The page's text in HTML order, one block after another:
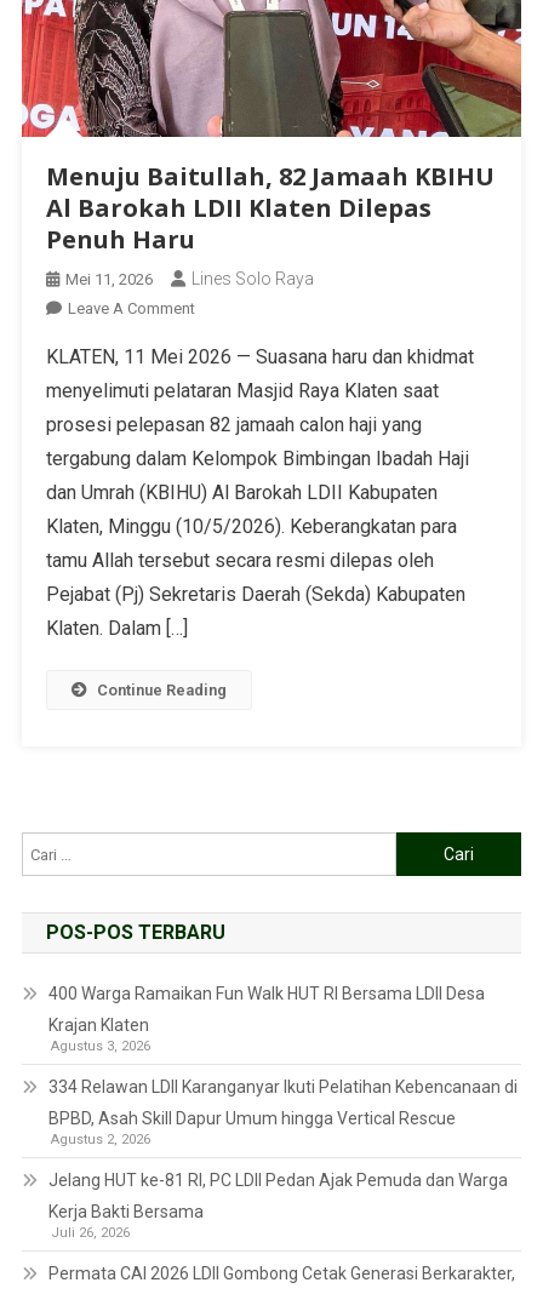
Menuju Baitullah, 82 Jamaah KBIHU
Al Barokah LDII Klaten Dilepas
Penuh Haru
Mei 11, 2026 Lines Solo Raya
Leave A Comment
KLATEN, 11 Mei 2026 — Suasana haru dan khidmat
menyelimuti pelataran Masjid Raya Klaten saat
prosesi pelepasan 82 jamaah calon haji yang
tergabung dalam Kelompok Bimbingan Ibadah Haji
dan Umrah (KBIHU) Al Barokah LDII Kabupaten
Klaten, Minggu (10/5/2026). Keberangkatan para
tamu Allah tersebut secara resmi dilepas oleh
Pejabat (Pj) Sekretaris Daerah (Sekda) Kabupaten
Klaten. Dalam […]
Continue Reading
POS-POS TERBARU
400 Warga Ramaikan Fun Walk HUT RI Bersama LDII Desa
Krajan Klaten
Agustus 3, 2026
334 Relawan LDII Karanganyar Ikuti Pelatihan Kebencanaan di
BPBD, Asah Skill Dapur Umum hingga Vertical Rescue
Agustus 2, 2026
Jelang HUT ke-81 RI, PC LDII Pedan Ajak Pemuda dan Warga
Kerja Bakti Bersama
Juli 26, 2026
Permata CAI 2026 LDII Gombong Cetak Generasi Berkarakter,